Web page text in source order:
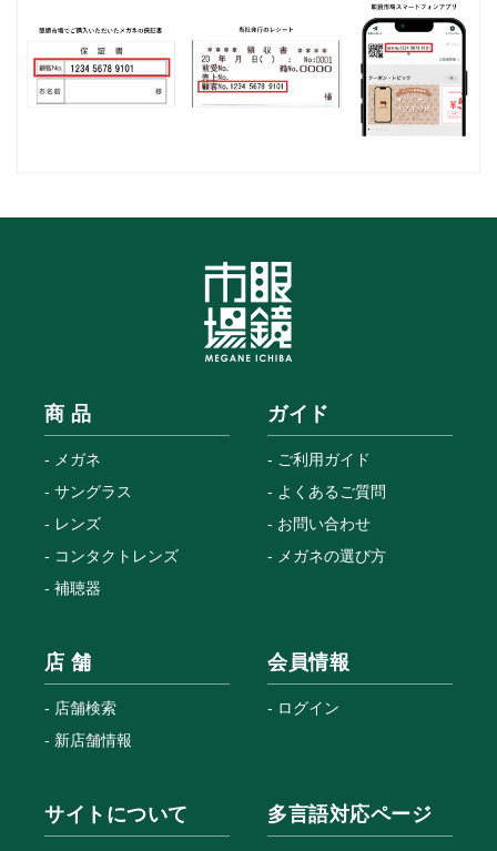
商 品
メガネ
サングラス
レンズ
コンタクトレンズ
補聴器
ガイド
ご利用ガイド
よくあるご質問
お問い合わせ
メガネの選び方
店 舗
店舗検索
新店舗情報
会員情報
ログイン
サイトについて 多言語対応ページ